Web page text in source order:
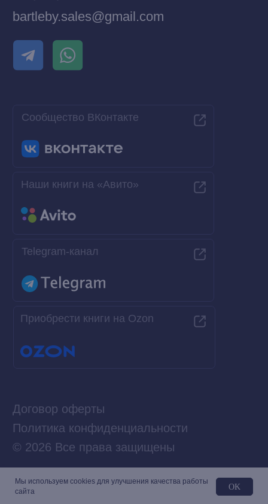
Мы используем сookies для улучшения качества работы
сайта
OK